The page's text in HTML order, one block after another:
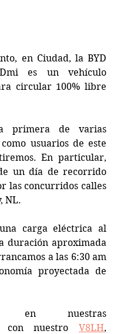
en Ciudad, la BYD
es un vehículo
circular 100% libre
primera de varias
usuarios de este
En particular,
un día de recorrido
las concurridos calles
NL.
carga eléctrica al
duración aproximada
a las 6:30 am
proyectada de
en nuestras
con nuestro V8LH,